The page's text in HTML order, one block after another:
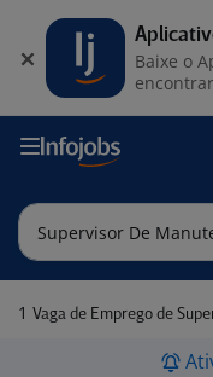
1 Vaga de Emprego de Supervisor
Baixe o